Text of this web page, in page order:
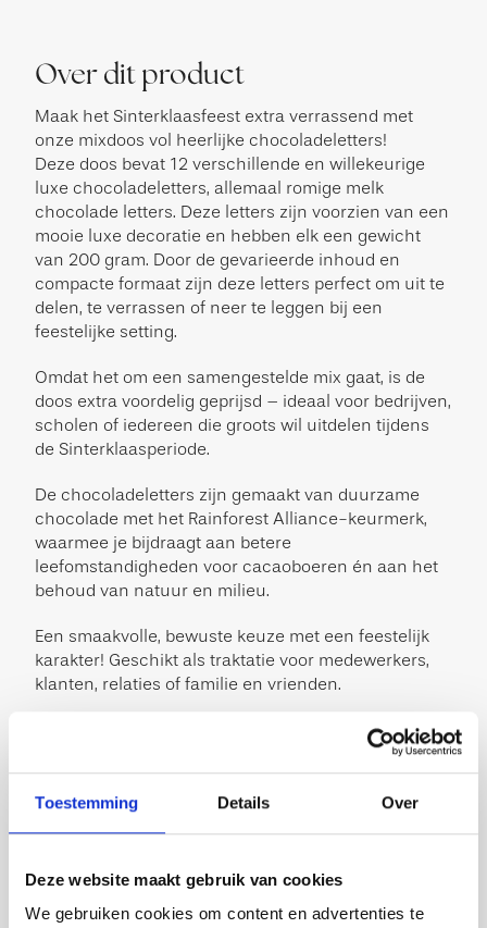
Toestemming Details Over
Deze website maakt gebruik van cookies
We gebruiken cookies om content en advertenties te
Over dit product
Maak het Sinterklaasfeest extra verrassend met
onze mixdoos vol heerlijke chocoladeletters!
Deze doos bevat 12 verschillende en willekeurige
luxe chocoladeletters, allemaal romige melk
chocolade letters. Deze letters zijn voorzien van een
mooie luxe decoratie en hebben elk een gewicht
van 200 gram. Door de gevarieerde inhoud en
compacte formaat zijn deze letters perfect om uit te
delen, te verrassen of neer te leggen bij een
feestelijke setting.
Omdat het om een samengestelde mix gaat, is de
doos extra voordelig geprijsd – ideaal voor bedrijven,
scholen of iedereen die groots wil uitdelen tijdens
de Sinterklaasperiode.
De chocoladeletters zijn gemaakt van duurzame
chocolade met het Rainforest Alliance-keurmerk,
waarmee je bijdraagt aan betere
leefomstandigheden voor cacaoboeren én aan het
behoud van natuur en milieu.
Een smaakvolle, bewuste keuze met een feestelijk
karakter! Geschikt als traktatie voor medewerkers,
klanten, relaties of familie en vrienden.
<strong>Let op, het is hierbij dus een verrassing
welke letters je krijgt. Het is niet mogelijk om letters
te kiezen. </strong>
weipoeder (MELK), natuurlijk vanillearoma,
emulgator: E322 (SOJA), kleurstoffen: E100; E120;
E160c.